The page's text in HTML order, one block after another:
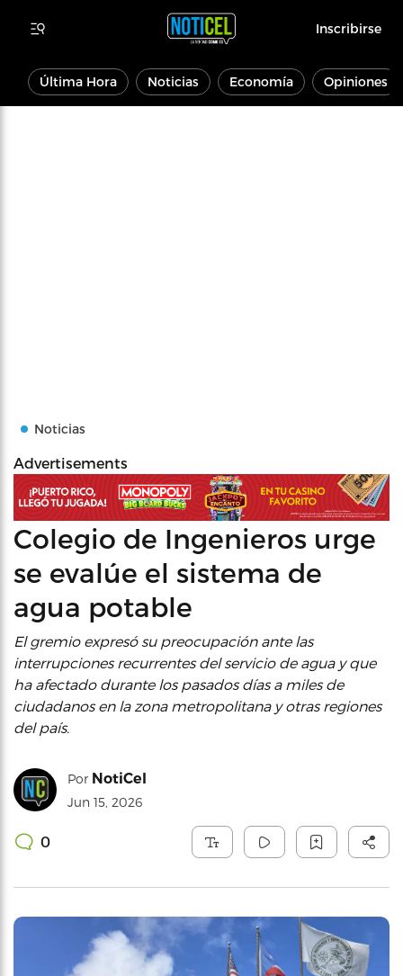
Inscribirse
Última Hora Noticias Economía Opiniones
Noticias
Advertisements
Colegio de Ingenieros urge
se evalúe el sistema de
agua potable
El gremio expresó su preocupación ante las
interrupciones recurrentes del servicio de agua y que
ha afectado durante los pasados días a miles de
ciudadanos en la zona metropolitana y otras regiones
del país.
Por NotiCel
Jun 15, 2026
0